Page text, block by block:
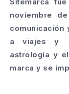
Sitemarca
noviembre
comunicación
a viajes y
astrología y
marca y se